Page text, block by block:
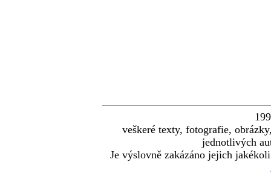
veškeré texty, fotografie,
jednotlivých
Je výslovně zakázáno jejich